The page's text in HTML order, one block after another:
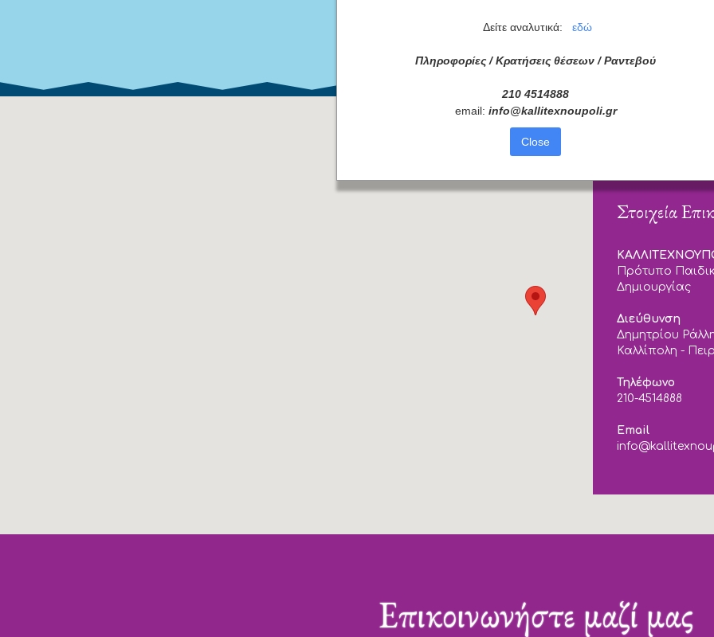
Στοιχεία
Πρότυπο
Δημιουργίας
Διεύθυνση
Δημητρίου
Καλλίπολη -
Τηλέφωνο
210-4514888
Email
Επικοινωνήστε μαζί μας
Δείτε αναλυτικά: εδώ
Πληροφορίες / Κρατήσεις θέσεων / Ραντεβού
210 4514888
email: info@kallitexnoupoli.gr
Close